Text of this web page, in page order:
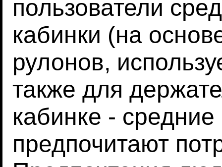
пользователи
кабинки (на
рулонов,
также для
кабинке -
предпочитают